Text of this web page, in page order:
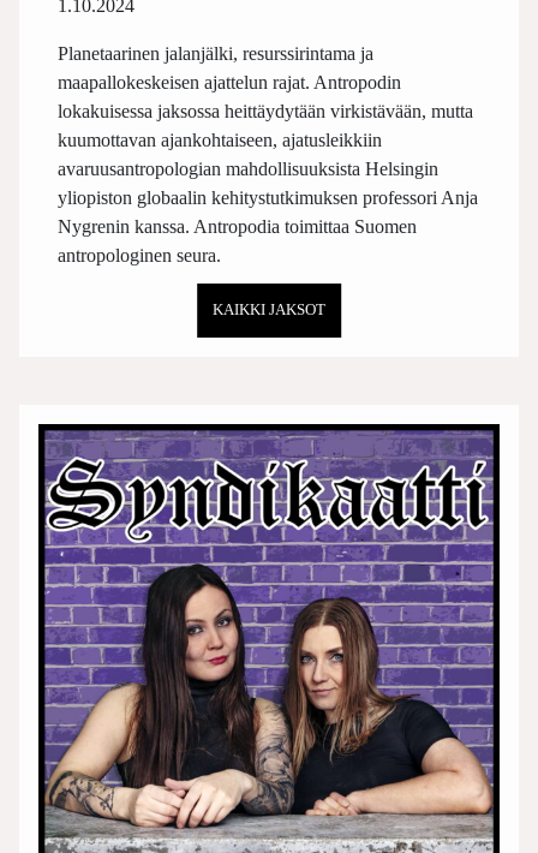
1.10.2024
Planetaarinen jalanjälki, resurssirintama ja
maapallokeskeisen ajattelun rajat. Antropodin
lokakuisessa jaksossa heittäydytään virkistävään, mutta
kuumottavan ajankohtaiseen, ajatusleikkiin
avaruusantropologian mahdollisuuksista Helsingin
yliopiston globaalin kehitystutkimuksen professori Anja
Nygrenin kanssa. Antropodia toimittaa Suomen
antropologinen seura.
KAIKKI JAKSOT